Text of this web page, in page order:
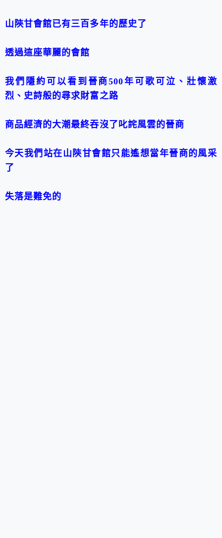
山陝甘會館已有三百多年的歷史了
透過這座華麗的會館
我們隱約可以看到晉商500年可歌可泣、壯懷激
烈、史詩般的尋求財富之路
商品經濟的大潮最終吞沒了叱詫風雲的晉商
今天我們站在山陝甘會館只能遙想當年晉商的風采
了
失落是難免的